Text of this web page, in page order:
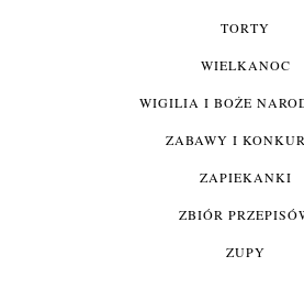
TORTY
WIELKANOC
WIGILIA I BOŻE
ZABAWY I
ZAPIEKANKI
ZBIÓR
ZUPY